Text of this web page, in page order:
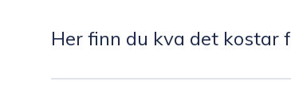
m
Her finn du kva det kostar